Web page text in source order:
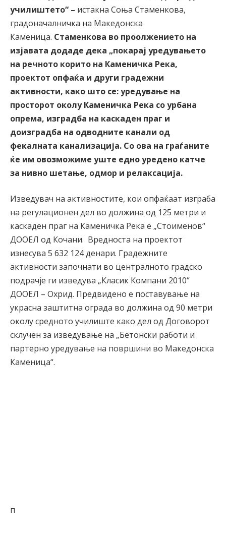
училиштето“ – истакна Соња Стаменкова,
градоначалничка на Македонска
Каменица. Стаменкова во проолжението на
изјавата додаде дека „покарај уредувањето
на речното корито на Каменичка Река,
проектот опфаќа и други градежни
активности, како што се: уредување на
просторот околу Каменичка Река со урбана
опрема, изградба на каскаден праг и
доизградба на одводните канали од
фекалната канализација. Со ова на граѓаните
ќе им овозможиме уште едно уредено катче
за нивно шетање, одмор и релаксација.
Изведувач на активностите, кои опфаќаат изграба
на регулационен дел во должина од 125 метри и
каскаден праг на Каменичка Река е „Стоименов“
ДООЕЛ од Кочани. Вредноста на проектот
изнесува 5 632 124 денари. Градежните
активности започнати во централното градско
подрачје ги изведува „Класик Компани 2010“
ДООЕЛ – Охрид. Предвидено е поставување на
украсна заштитна ограда во должина од 90 метри
околу средното училиште како дел од Договорот
склучен за изведување на „Бетонски работи и
партерно уредување на површини во Македонска
Каменица“.
п